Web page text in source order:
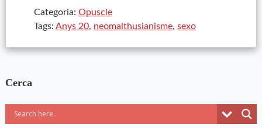
Categoria: Opuscle
Tags: Anys 20, neomalthusianisme, sexo
Cerca